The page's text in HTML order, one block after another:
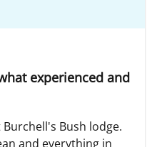
experienced and
Bush lodge.
and everything in